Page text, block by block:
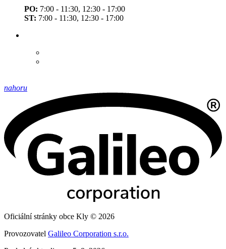
PO: 7:00 - 11:30, 12:30 - 17:00
ST: 7:00 - 11:30, 12:30 - 17:00
nahoru
Oficiální stránky obce Kly © 2026
Provozovatel Galileo Corporation s.r.o.